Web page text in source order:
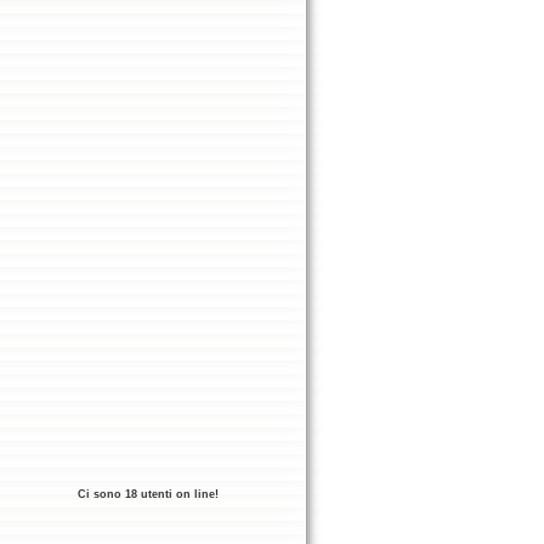
Ci sono 18 utenti on line!